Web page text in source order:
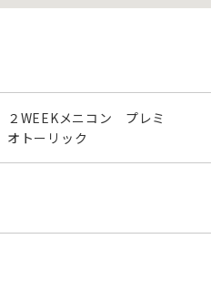
２WEEKメニコン プレミ
オトーリック